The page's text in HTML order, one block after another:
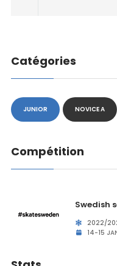
Catégories
JUNIOR NOVICE A
Compétition
Swedish
2022/
14-15